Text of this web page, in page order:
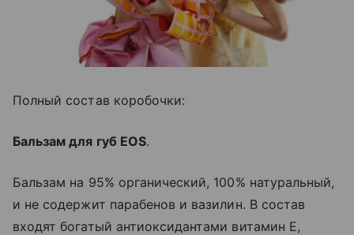
Полный состав коробочки:
Бальзам для губ EOS.
Бальзам на 95% органический, 100% натуральный,
и не содержит парабенов и вазилин. В состав
входят богатый антиоксидантами витамин E,